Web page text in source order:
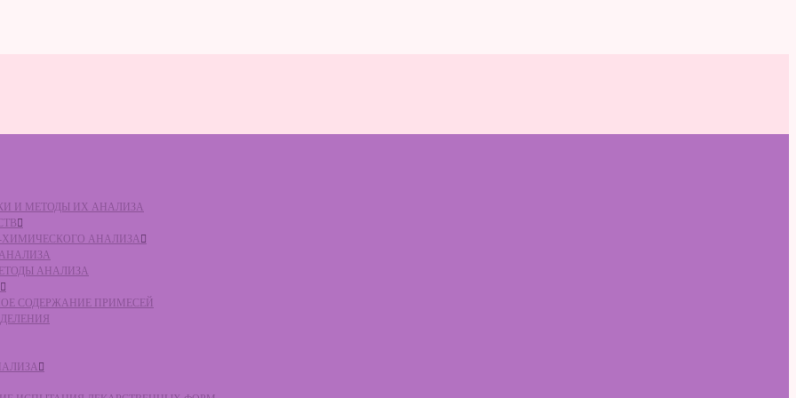
И МЕТОДЫ ИХ АНАЛИЗА
ХИМИЧЕСКОГО АНАЛИЗА
АНАЛИЗА
АНАЛИЗА
СОДЕРЖАНИЕ ПРИМЕСЕЙ